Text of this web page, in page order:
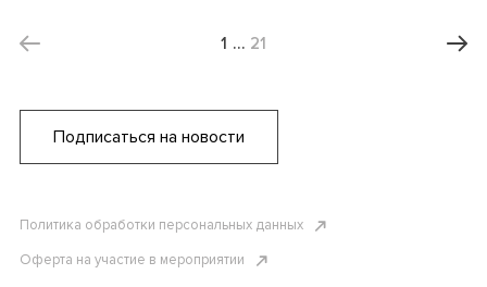
1 … 21
Подписаться на новости
Политика обработки персональных данных
Оферта на участие в мероприятии